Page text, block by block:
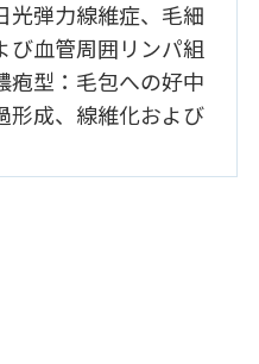
光弾力線維症、毛細
び血管周囲リンパ組
疱型：毛包への好中
形成、線維化および